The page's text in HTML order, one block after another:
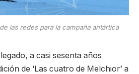
las redes para la campaña antártica
a casi sesenta años
de ‘Las cuatro de Melchior’ a